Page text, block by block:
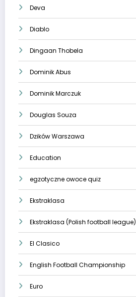
Deva
Diablo
Dingaan Thobela
Dominik Abus
Dominik Marczuk
Douglas Souza
Dzików Warszawa
Education
egzotyczne owoce quiz
Ekstraklasa
Ekstraklasa (Polish football league)
El Clasico
English Football Championship
Euro